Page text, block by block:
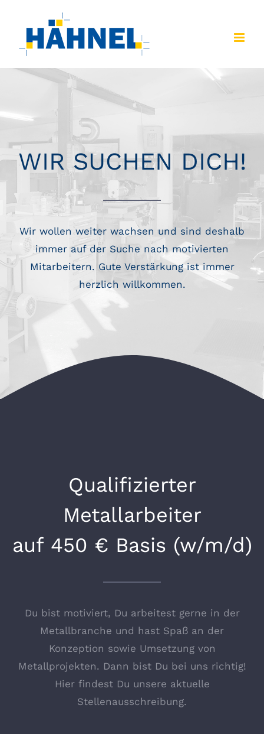
Inhalt
springen
WIR SUCHEN DICH!
Wir wollen weiter wachsen und sind deshalb
immer auf der Suche nach motivierten
Mitarbeitern. Gute Verstärkung ist immer
herzlich willkommen.
Qualifizierter
Metallarbeiter
auf 450 € Basis (w/m/d)
Du bist motiviert, Du arbeitest gerne in der
Metallbranche und hast Spaß an der
Konzeption sowie Umsetzung von
Metallprojekten. Dann bist Du bei uns richtig!
Hier findest Du unsere aktuelle
Stellenausschreibung.